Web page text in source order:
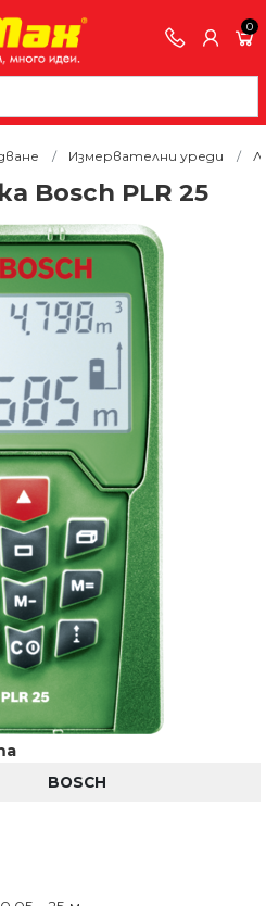
0
Измервателни уреди
Bosch PLR 25
BOSCH